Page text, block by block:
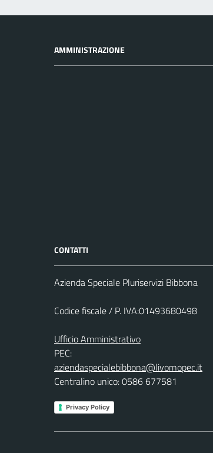
AMMINISTRAZIONE
CONTATTI
Azienda Speciale Pluriservizi Bibbona
Codice fiscale / P. IVA:01493680498
Ufficio Amministrativo
PEC:
aziendaspecialebibbona@livornopec.it
Centralino unico: 0586 677581
Privacy Policy